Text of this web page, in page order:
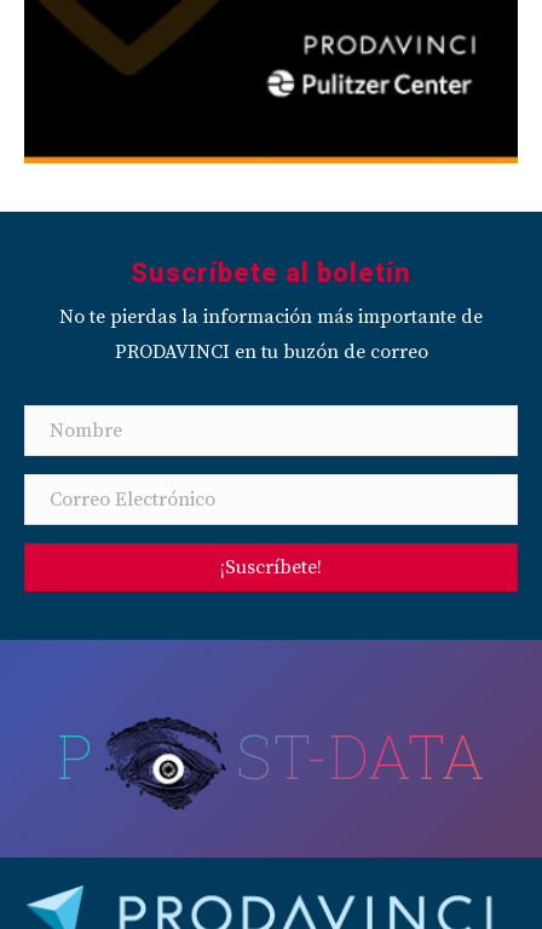
Suscríbete al boletín
No te pierdas la información más importante de
PRODAVINCI en tu buzón de correo
¡Suscríbete!
P ST-DATA